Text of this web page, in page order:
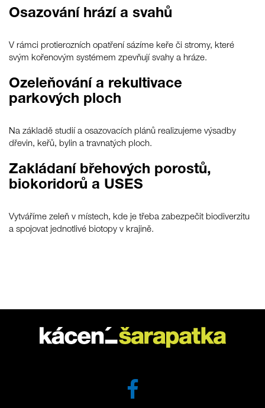
Osazování hrází a svahů
V rámci protierozních opatření sázíme keře či stromy, které
svým kořenovým systémem zpevňují svahy a hráze.
Ozeleňování a rekultivace
parkových ploch
Na základě studií a osazovacích plánů realizujeme výsadby
dřevin, keřů, bylin a travnatých ploch.
Zakládaní břehových porostů,
biokoridorů a USES
Vytváříme zeleň v místech, kde je třeba zabezpečit biodiverzitu
a spojovat jednotlivé biotopy v krajině.